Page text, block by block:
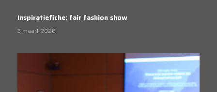
Inspiratiefiche: fair fashion show
3 maart 2026